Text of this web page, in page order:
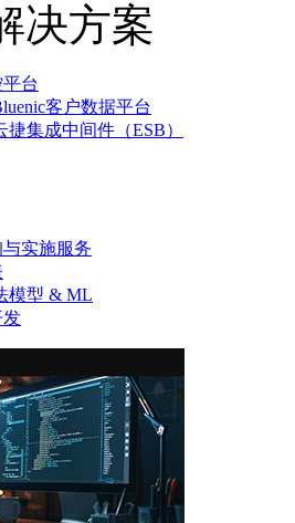
决方案
台
客户数据平台
集成中间件（ESB）
实施服务
模型 & ML
发